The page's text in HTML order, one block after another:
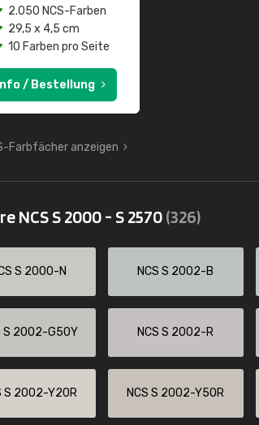
2.050 NCS-Farben
29,5 x 4,5 cm
10 Farben pro Seite
Info / Bestellung
Farbfächer anzeigen
NCS S 2000 - S 2570(326)
S 2000-N NCS S 2002-B
S 2002-G50Y NCS S 2002-R
S 2002-Y20R NCS S 2002-Y50R